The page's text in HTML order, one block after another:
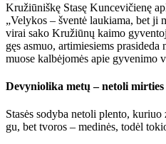
Kružiūniškę Stasę Kuncevičienę
„Ve­ly­kos – šven­tė lau­kia­ma, bet ji
vi­rai sa­ko Kru­žiū­nų kai­mo
gęs as­muo, ar­ti­mie­siems
muo­se kal­bė­jo­mės apie gy­ve­ni­mo
De­vy­nio­li­ka me­tų – ne­to­li mir­ties
Sta­sės so­dy­ba ne­to­li plen­to,
gu, bet tvo­ros – me­di­nės, to­dėl